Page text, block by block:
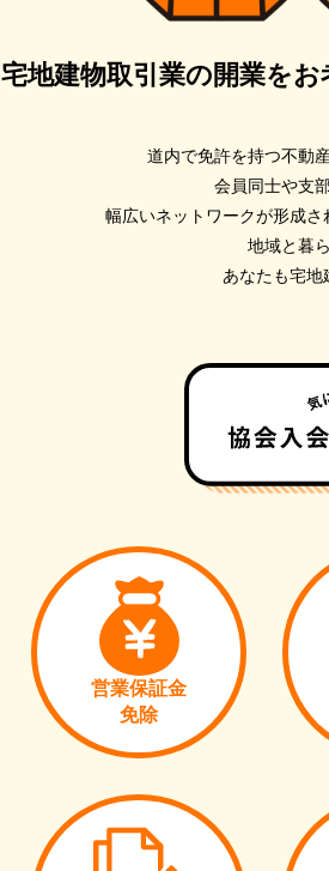
宅地建物取引業の開業をお
道内で免許を持つ不動
会員同士や支
幅広いネットワークが形成さ
地域と暮
あなたも宅地
営業保証金
免除